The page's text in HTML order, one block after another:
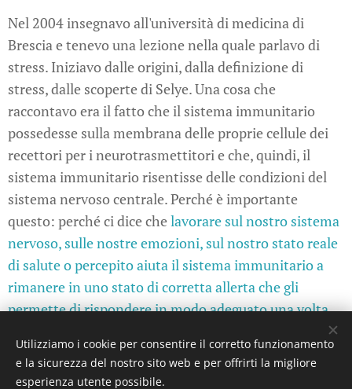
Nel 2004 insegnavo all'università di medicina di
Brescia e tenevo una lezione nella quale parlavo di
stress. Iniziavo dalle origini, dalla definizione di
stress, dalle scoperte di Selye. Una cosa che
raccontavo era il fatto che il sistema immunitario
possedesse sulla membrana delle proprie cellule dei
recettori per i neurotrasmettitori e che, quindi, il
sistema immunitario risentisse delle condizioni del
sistema nervoso centrale. Perché è importante
questo: perché ci dice chelavorare sul nostro sistema
nervoso, sulle nostre emozioni, sul nostro stato reale
di salute o percepito aiuta il sistema immunitario a
rimanere in uno stato di corretta allerta che gli
permette di rispondere in modo adeguato una volta
patogeno.
Utilizziamo i cookie per consentire il corretto funzionamento
e la sicurezza del nostro sito web e per offrirti la migliore
esperienza utente possibile.